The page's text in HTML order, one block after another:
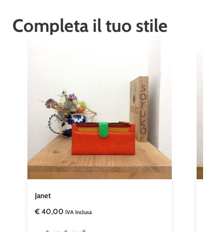
Completa il tuo stile
Janet
€ 40,00 IVA Inclusa